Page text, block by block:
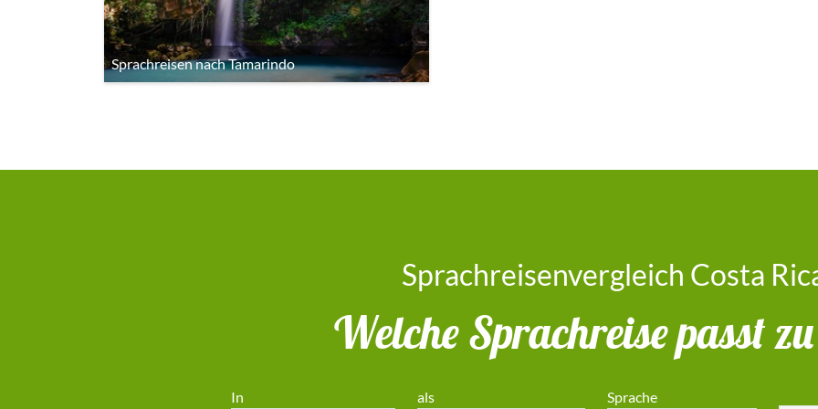
Sprachreisen nach Tamarindo
Sprachreisenvergleich Costa
Welche Sprachreise passt
In als
Sprache